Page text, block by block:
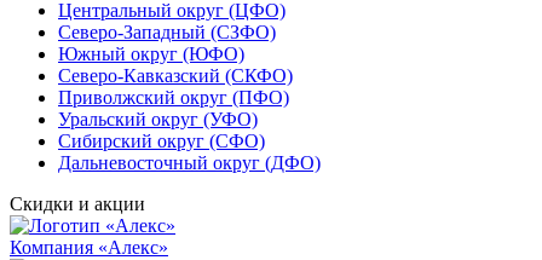
Центральный округ (ЦФО)
Северо-Западный (СЗФО)
Южный округ (ЮФО)
Северо-Кавказский (СКФО)
Приволжский округ (ПФО)
Уральский округ (УФО)
Сибирский округ (СФО)
Дальневосточный округ (ДФО)
Скидки и акции
Компания «Алекс»